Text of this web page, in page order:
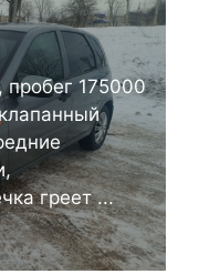
пробег 175000
греет ...